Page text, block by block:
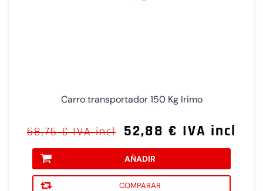
Carro transportador 150 Kg Irimo
58,75 € IVA incl 52,88 € IVA incl
AÑADIR
COMPARAR